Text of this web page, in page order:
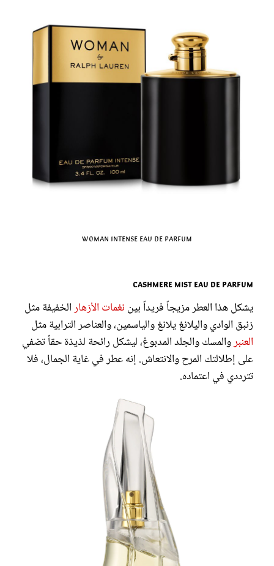
Woman Intense Eau de Parfum
Cashmere Mist Eau de Parfum
يشكل هذا العطر مزيجاً فريداً بين نغمات الأزهارالخفيفة مثل
زنبق الوادي واليلانغ يلانغ والياسمين، والعناصر الترابية مثل
العنبروالمسك والجلد المدبوغ، ليشكل رائحة لذيذة حقاً تضفي
على إطلالتك المرح والانتعاش. إنه عطر في غاية الجمال، فلا
تترددي في اعتماده.